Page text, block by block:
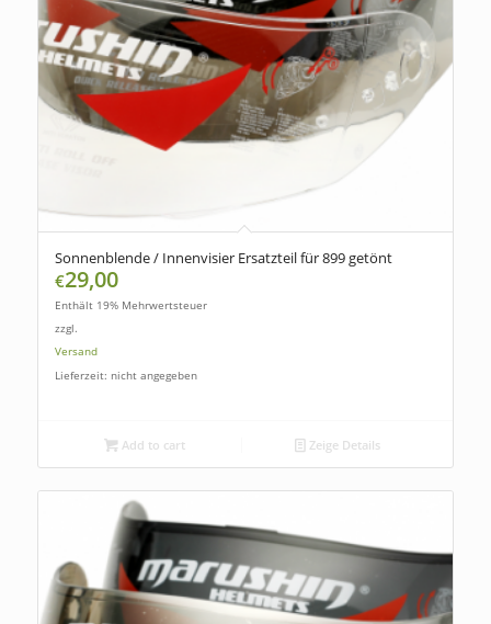
Sonnenblende / Innenvisier Ersatzteil für 899 getönt
€29,00
Enthält 19% Mehrwertsteuer
zzgl.
Versand
Lieferzeit: nicht angegeben
Add to cart Zeige Details